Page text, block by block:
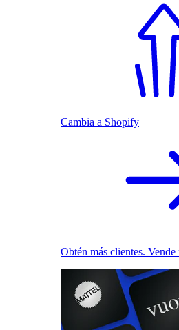
Cambia a Shopify
Obtén más clientes. Vende